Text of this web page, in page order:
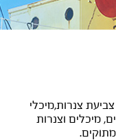
צנרות,מיכלי
מיכלים וצנרות